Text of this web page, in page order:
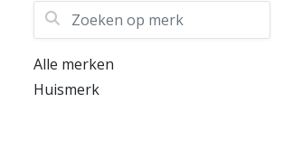
Zoeken op merk
Alle merken
Huismerk